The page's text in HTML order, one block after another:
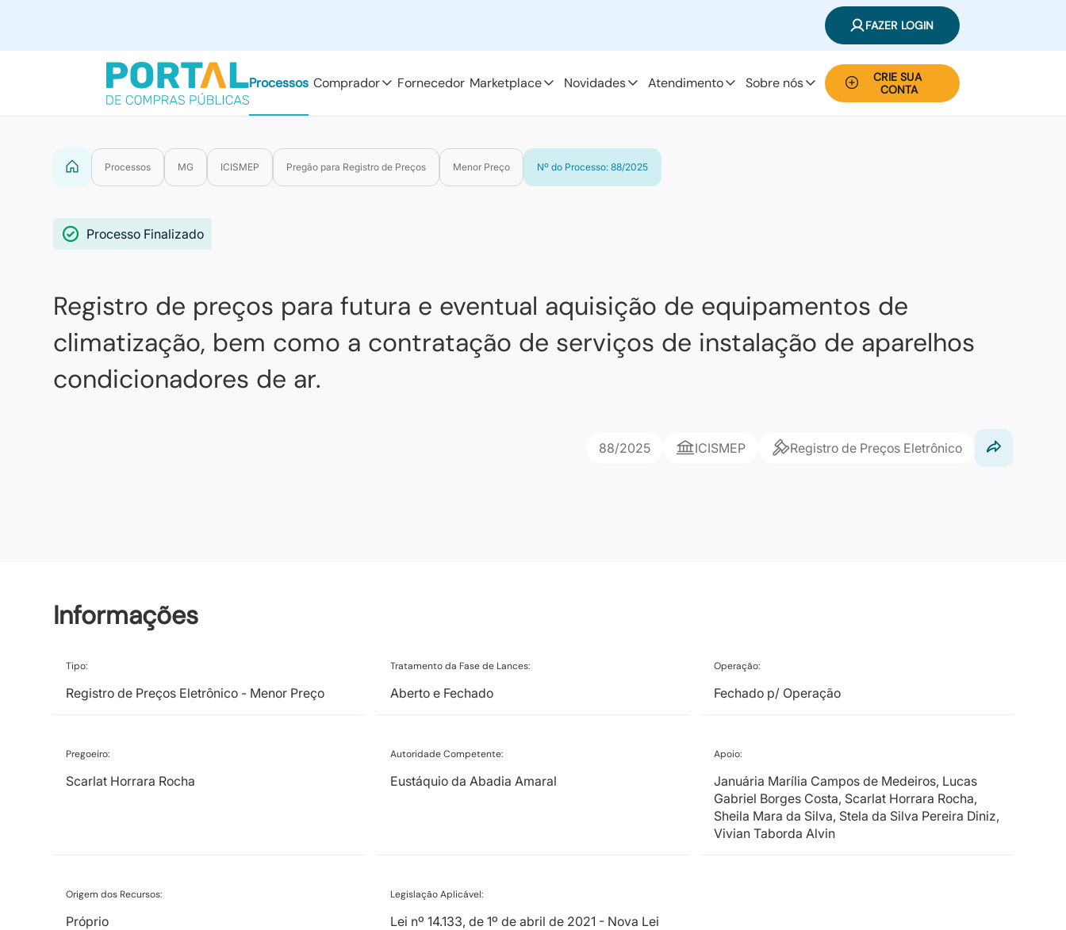
FAZER LOGIN
Processos Comprador Fornecedor Marketplace Novidades Atendimento Sobre nós
CRIE SUA
CONTA
Processos MG ICISMEP Pregão para Registro de Preços Menor Preço Nº do Processo: 88/2025
Processo Finalizado
Registro de preços para futura e eventual aquisição de equipamentos de
climatização, bem como a contratação de serviços de instalação de aparelhos
condicionadores de ar.
88/2025 ICISMEP Registro de Preços Eletrônico
Informações
Tipo:
Registro de Preços Eletrônico - Menor Preço
Tratamento da Fase de Lances:
Aberto e Fechado
Operação:
Fechado p/ Operação
Pregoeiro:
Scarlat Horrara Rocha
Autoridade Competente:
Eustáquio da Abadia Amaral
Apoio:
Januária Marília Campos de Medeiros, Lucas
Gabriel Borges Costa, Scarlat Horrara Rocha,
Sheila Mara da Silva, Stela da Silva Pereira Diniz,
Vivian Taborda Alvin
Origem dos Recursos:
Próprio
Legislação Aplicável:
Lei nº 14.133, de 1º de abril de 2021 - Nova Lei